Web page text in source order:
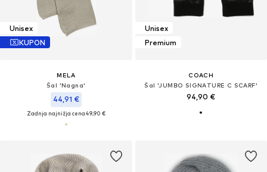
Unisex
KUPON
MELA
Šal 'Nagna'
44,91 €
Zadnja najnižja cena49,90 €
Unisex
Premium
COACH
Šal 'JUMBO SIGNATURE C SCARF'
94,90 €